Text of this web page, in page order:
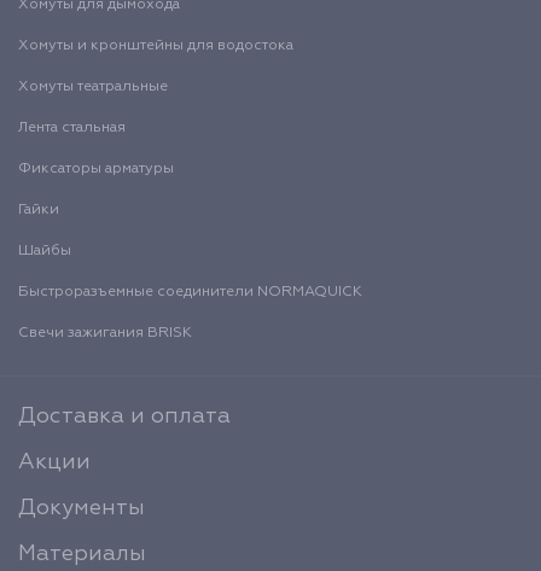
Хомуты для дымохода
Хомуты и кронштейны для водостока
Хомуты театральные
Лента стальная
Фиксаторы арматуры
Гайки
Шайбы
Быстроразъемные соединители NORMAQUICK
Свечи зажигания BRISK
Доставка и оплата
Акции
Документы
Материалы